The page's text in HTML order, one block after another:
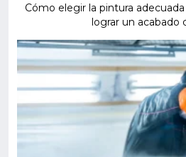
Cómo elegir la pintura
lograr un acabado